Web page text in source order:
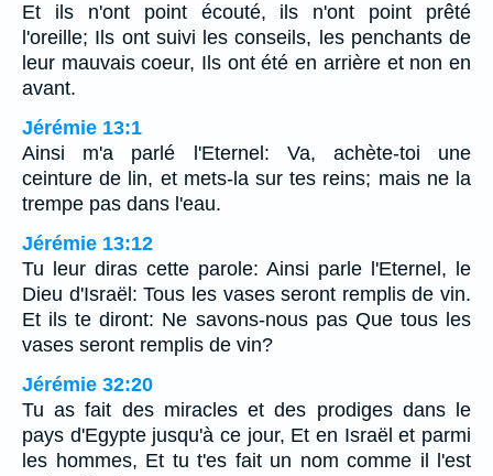
Et ils n'ont point écouté, ils n'ont point prêté
l'oreille; Ils ont suivi les conseils, les penchants de
leur mauvais coeur, Ils ont été en arrière et non en
avant.
Jérémie 13:1
Ainsi m'a parlé l'Eternel: Va, achète-toi une
ceinture de lin, et mets-la sur tes reins; mais ne la
trempe pas dans l'eau.
Jérémie 13:12
Tu leur diras cette parole: Ainsi parle l'Eternel, le
Dieu d'Israël: Tous les vases seront remplis de vin.
Et ils te diront: Ne savons-nous pas Que tous les
vases seront remplis de vin?
Jérémie 32:20
Tu as fait des miracles et des prodiges dans le
pays d'Egypte jusqu'à ce jour, Et en Israël et parmi
les hommes, Et tu t'es fait un nom comme il l'est